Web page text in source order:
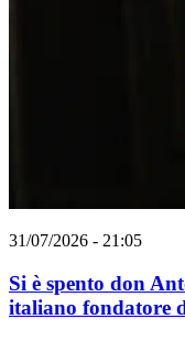
31/07/2026 - 21:05
Si è spento don
italiano fondatore